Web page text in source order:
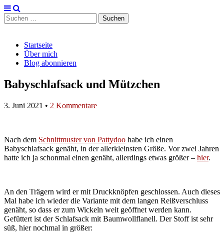
Suchen
nach:
Main
menu
Skip
content
Startseite
Über mich
Blog abonnieren
Babyschlafsack und Mützchen
3. Juni 2021 • 2 Kommentare
Nach dem Schnittmuster von Pattydoo habe ich einen
Babyschlafsack genäht, in der allerkleinsten Größe. Vor zwei Jahren
hatte ich ja schonmal einen genäht, allerdings etwas größer – hier.
An den Trägern wird er mit Druckknöpfen geschlossen. Auch dieses
Mal habe ich wieder die Variante mit dem langen Reißverschluss
genäht, so dass er zum Wickeln weit geöffnet werden kann.
Gefüttert ist der Schlafsack mit Baumwollflanell. Der Stoff ist sehr
süß, hier nochmal in größer: